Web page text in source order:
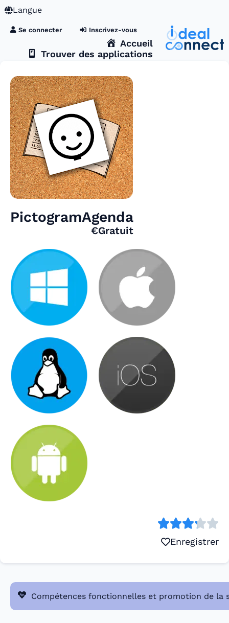
Langue
Se connecter Inscrivez-vous
Accueil
Trouver des applications
PictogramAgenda
€Gratuit
Enregistrer
Compétences fonctionnelles et promotion de la